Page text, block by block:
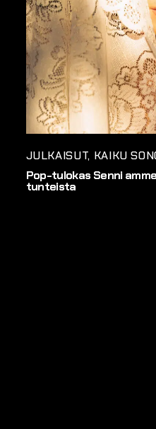
JULKAISUT KAIKU
Pop-tulokas Senni
tunteista